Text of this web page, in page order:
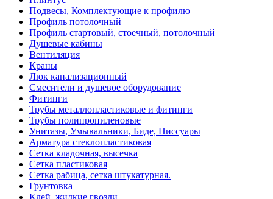
Подвесы, Комплектующие к профилю
Профиль потолочный
Профиль стартовый, стоечный, потолочный
Душевые кабины
Вентиляция
Краны
Люк канализационный
Смесители и душевое оборудование
Фитинги
Трубы металлопластиковые и фитинги
Трубы полипропиленовые
Унитазы, Умывальники, Биде, Писсуары
Арматура стеклопластиковая
Сетка кладочная, высечка
Сетка пластиковая
Сетка рабица, сетка штукатурная.
Грунтовка
Клей, жидкие гвозди